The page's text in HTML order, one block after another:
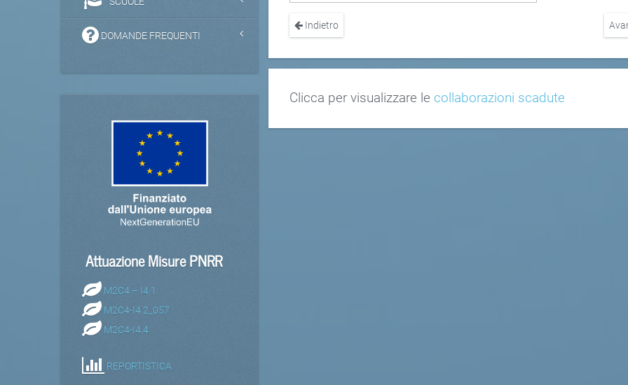
Indietro
Clicca per visualizzare le collaborazioni scadute
DOMANDE FREQUENTI
Attuazione Misure PNRR
M2C4 – I4.1
M2C4-I4.2_057
M2C4-I4.4
REPORTISTICA